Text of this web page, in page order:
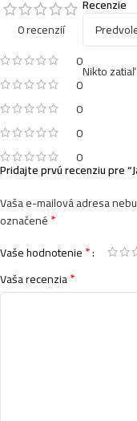
0 recenzií
0
0
0
0
0
Recenzie
Nikto
Pridajte prvú recenziu pre
Vaša e-mailová adresa
označené*
Vaše hodnotenie*
Vaša recenzia*